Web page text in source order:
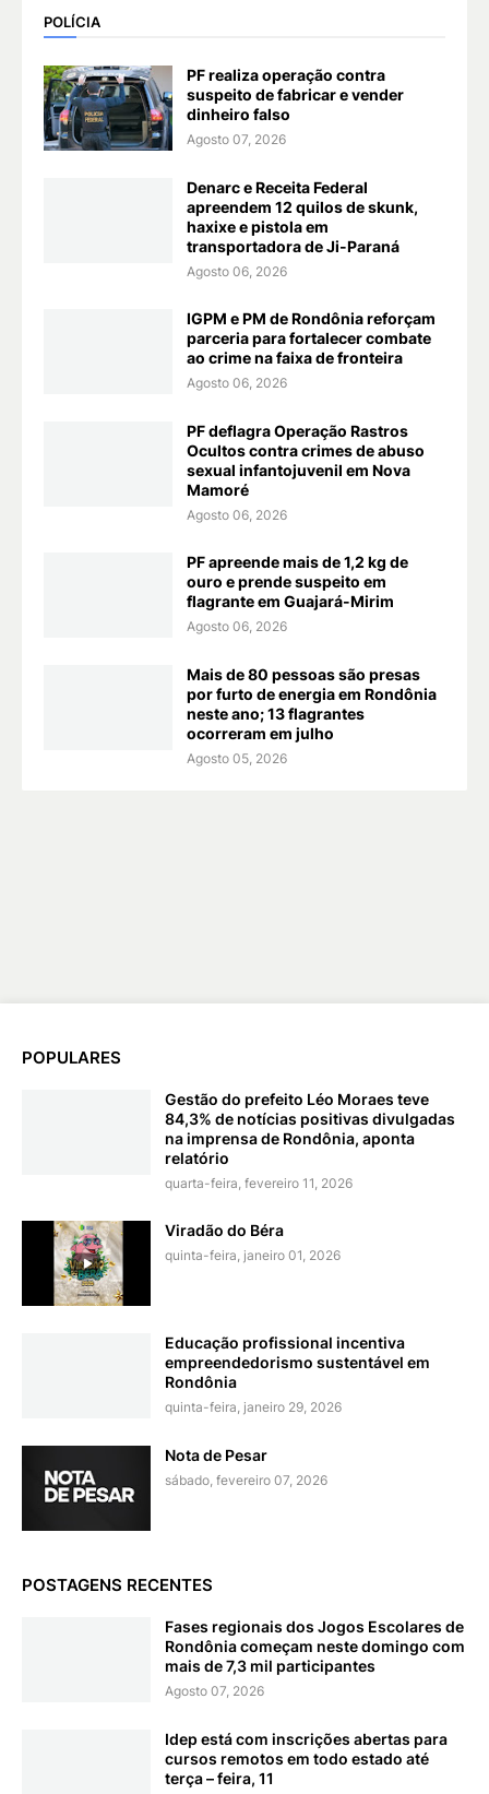
POLÍCIA
PF realiza operação contra
suspeito de fabricar e vender
dinheiro falso
Agosto 07, 2026
Denarc e Receita Federal
apreendem 12 quilos de skunk,
haxixe e pistola em
transportadora de Ji-Paraná
Agosto 06, 2026
IGPM e PM de Rondônia reforçam
parceria para fortalecer combate
ao crime na faixa de fronteira
Agosto 06, 2026
PF deflagra Operação Rastros
Ocultos contra crimes de abuso
sexual infantojuvenil em Nova
Mamoré
Agosto 06, 2026
PF apreende mais de 1,2 kg de
ouro e prende suspeito em
flagrante em Guajará-Mirim
Agosto 06, 2026
Mais de 80 pessoas são presas
por furto de energia em Rondônia
neste ano; 13 flagrantes
ocorreram em julho
Agosto 05, 2026
POPULARES
Gestão do prefeito Léo Moraes teve
84,3% de notícias positivas divulgadas
na imprensa de Rondônia, aponta
relatório
quarta-feira, fevereiro 11, 2026
Viradão do Béra
quinta-feira, janeiro 01, 2026
Educação profissional incentiva
empreendedorismo sustentável em
Rondônia
quinta-feira, janeiro 29, 2026
Nota de Pesar
sábado, fevereiro 07, 2026
POSTAGENS RECENTES
Fases regionais dos Jogos Escolares de
Rondônia começam neste domingo com
mais de 7,3 mil participantes
Agosto 07, 2026
Idep está com inscrições abertas para
cursos remotos em todo estado até
terça – feira, 11